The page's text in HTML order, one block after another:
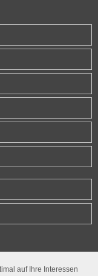
auf Ihre Interessen